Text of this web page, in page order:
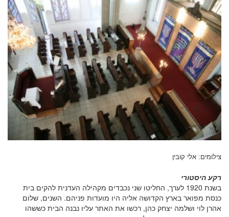
צילומים: אלי קובין
רקע היסטורי
בשנת 1920 לערך, החליטו שני נכבדים מקהילה העדנית להקים בית
כנסת מפואר בארץ הקדושה אליה היו מועדות פניהם. השנים, שלום
אהרן לוי ושלמה יצחק כהן, רכשו את האתר עליו נבנה הבית כששהו